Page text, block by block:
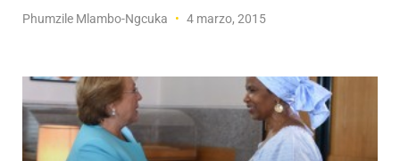
Phumzile Mlambo-Ngcuka 4 marzo, 2015